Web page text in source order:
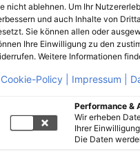
nicht ablehnen. Um Ihr
und auch Inhalte von
Sie können allen oder
Ihre Einwilligung zu den
Weitere Informationen
Cookie-Policy | Impressum |
Performance &
Wir erheben
Ihrer
Die Daten